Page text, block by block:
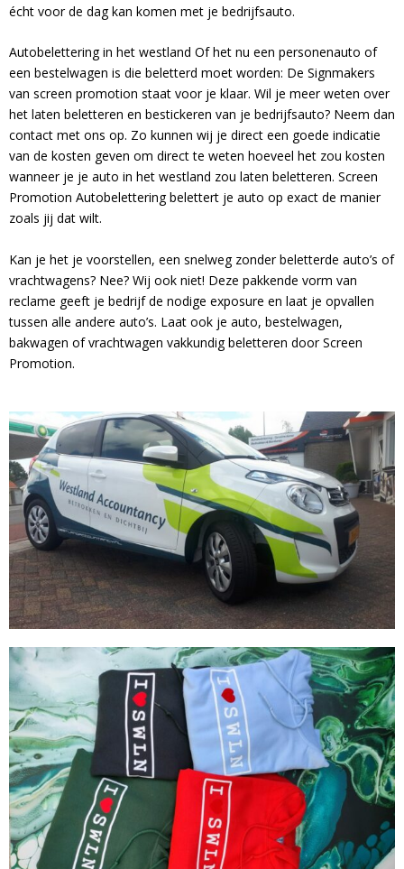
écht voor de dag kan komen met je bedrijfsauto.
Autobelettering in het westland Of het nu een personenauto of
een bestelwagen is die beletterd moet worden: De Signmakers
van screen promotion staat voor je klaar. Wil je meer weten over
het laten beletteren en bestickeren van je bedrijfsauto? Neem dan
contact met ons op. Zo kunnen wij je direct een goede indicatie
van de kosten geven om direct te weten hoeveel het zou kosten
wanneer je je auto in het westland zou laten beletteren. Screen
Promotion Autobelettering belettert je auto op exact de manier
zoals jij dat wilt.
Kan je het je voorstellen, een snelweg zonder beletterde auto’s of
vrachtwagens? Nee? Wij ook niet! Deze pakkende vorm van
reclame geeft je bedrijf de nodige exposure en laat je opvallen
tussen alle andere auto’s. Laat ook je auto, bestelwagen,
bakwagen of vrachtwagen vakkundig beletteren door Screen
Promotion.